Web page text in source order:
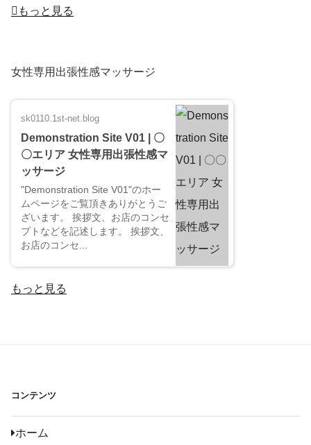
もっと見る
女性専用出張性感マッサージ
sk0110.1st-net.blog
Demonstration Site V01 | 〇
〇エリア 女性専用出張性感マ
ッサージ
"Demonstration Site V01"のホー
ムページをご覧頂きありがとうご
ざいます。 挨拶文、お店のコンセ
プトなどを記述します。 挨拶文、
お店のコンセ...
もっと見る
コンテンツ
ホーム